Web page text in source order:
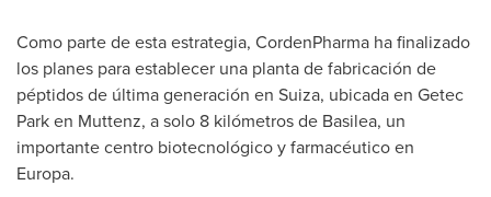
Como parte de esta estrategia, CordenPharma ha finalizado
los planes para establecer una planta de fabricación de
péptidos de última generación en Suiza, ubicada en Getec
Park en Muttenz, a solo 8 kilómetros de Basilea, un
importante centro biotecnológico y farmacéutico en
Europa.